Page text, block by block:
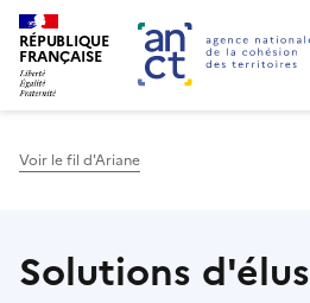
RÉPUBLIQUE
FRANÇAISE
Voir le fil d'Ariane
Solutions d'élus